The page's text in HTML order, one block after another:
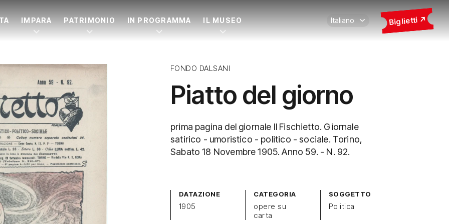
IMPARA PATRIMONIO IN PROGRAMMA IL MUSEO Biglietti
FONDO DALSANI
Piatto del giorno
prima pagina del giornale Il Fischietto. Giornale
satirico - umoristico - politico - sociale. Torino,
Sabato 18 Novembre 1905. Anno 59. - N. 92.
DATAZIONE
1905
CATEGORIA
opere su
carta
SOGGETTO
Politica